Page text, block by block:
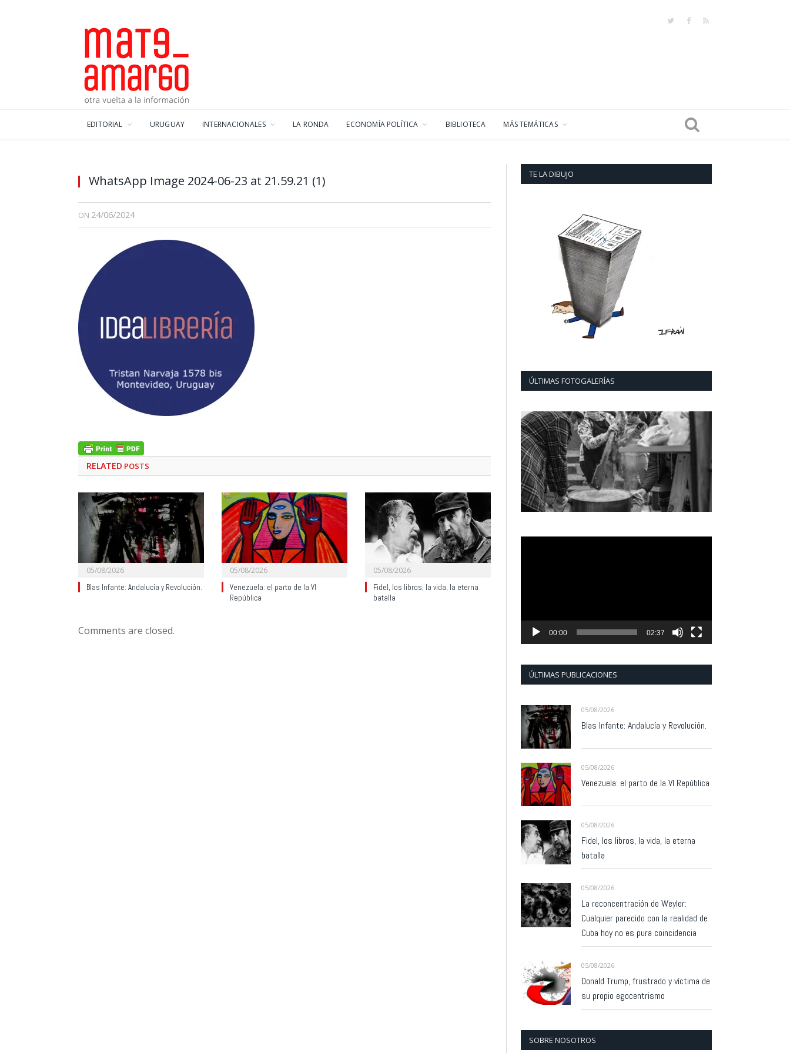
TwitterFacebook
RSS
EDITORIAL URUGUAY INTERNACIONALES LA RONDA ECONOMÍA POLÍTICA BIBLIOTECA MÁS TEMÁTICAS
WhatsApp Image 2024-06-23 at 21.59.21 (1)
ON 24/06/2024
RELATED POSTS
05/08/2026
Blas Infante: Andalucía y Revolución.
05/08/2026
Venezuela: el parto de la VI
República
05/08/2026
Fidel, los libros, la vida, la eterna
batalla
Comments are closed.
TE LA DIBUJO
ÚLTIMAS FOTOGALERÍAS
00:00 02:37
ÚLTIMAS PUBLICACIONES
05/08/2026
Blas Infante: Andalucía y Revolución.
05/08/2026
Venezuela: el parto de la VI República
05/08/2026
Fidel, los libros, la vida, la eterna
batalla
05/08/2026
La reconcentración de Weyler:
Cualquier parecido con la realidad de
Cuba hoy no es pura coincidencia
05/08/2026
Donald Trump, frustrado y víctima de
su propio egocentrismo
SOBRE NOSOTROS